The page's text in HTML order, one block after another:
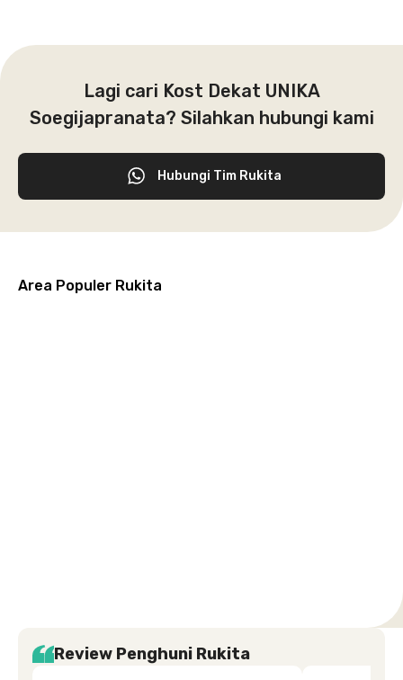
Lagi cari Kost Dekat UNIKA
Soegijapranata? Silahkan hubungi kami
Hubungi Tim Rukita
Area Populer Rukita
Review Penghuni Rukita